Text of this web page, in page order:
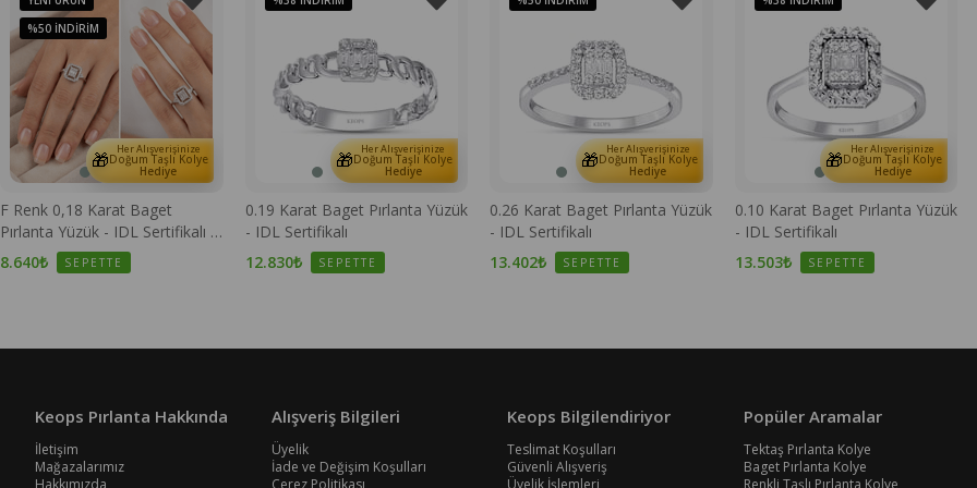
🎁 Her Alışverişinize
Doğum Taşlı Kolye
Hediye
F Renk 0,18 Karat Baget
Pırlanta Yüzük - IDL Sertifikalı -
1100670
8.640₺ SEPETTE
%50 İNDIRIM
🎁 Her Alışverişinize
Doğum Taşlı Kolye
Hediye
0.19 Karat Baget Pırlanta Yüzük
- IDL Sertifikalı
12.830₺
SEPETTE
🎁 Her Alışverişinize
Doğum Taşlı Kolye
Hediye
0.26 Karat Baget Pırlanta Yüzük
- IDL Sertifikalı
13.402₺
SEPETTE
🎁 Her Alışverişinize
Doğum Taşlı Kolye
Hediye
0.10 Karat Baget Pırlanta Yüzük
- IDL Sertifikalı
13.503₺
SEPETTE
Keops Pırlanta Hakkında
İletişim
Mağazalarımız
Hakkımızda
Alışveriş Bilgileri
Üyelik
İade ve Değişim Koşulları
Çerez Politikası
Keops Bilgilendiriyor
Teslimat Koşulları
Güvenli Alışveriş
Üyelik İşlemleri
Popüler Aramalar
Tektaş Pırlanta Kolye
Baget Pırlanta Kolye
Renkli Taşlı Pırlanta Kolye